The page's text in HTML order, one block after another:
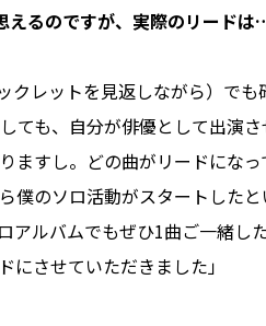
えるのですが、実際のリード
クレットを見返しながら）で
ても、自分が俳優として出演
ますし。どの曲がリードにな
僕のソロ活動がスタートした
ルバムでもぜひ1曲ご一緒し
にさせていただきました」